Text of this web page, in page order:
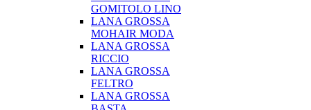
GOMITOLO LINO
LANA GROSSA
MOHAIR MODA
LANA GROSSA
RICCIO
LANA GROSSA
FELTRO
LANA GROSSA